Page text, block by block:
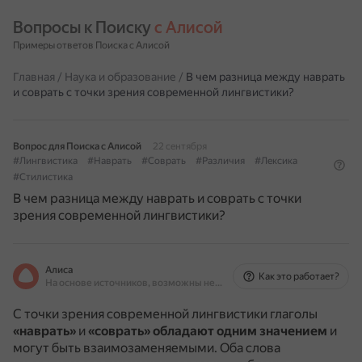
Вопросы к Поиску с Алисой
Примеры ответов Поиска с Алисой
Главная / Наука и образование / В чем разница между наврать
и соврать с точки зрения современной лингвистики?
Вопрос для Поиска с Алисой
22 сентября
#Лингвистика
#Наврать #Соврать #Различия
#Лексика
#Стилистика
В чем разница между наврать и соврать с точки
зрения современной лингвистики?
Алиса
На основе источников, возможны неточности
Как это работает?
С точки зрения современной лингвистики глаголы
«наврать» и «соврать»обладают одним значением и
могут быть взаимозаменяемыми. Оба слова